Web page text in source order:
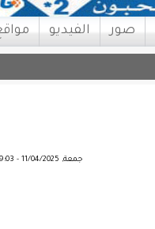
صور الفيديو
جمعة, 11/04/2025 - 19:03